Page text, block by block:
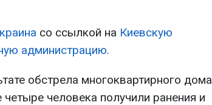
со ссылкой на Киевскую
администрацию.
обстрела многоквартирного дома
человека получили ранения и